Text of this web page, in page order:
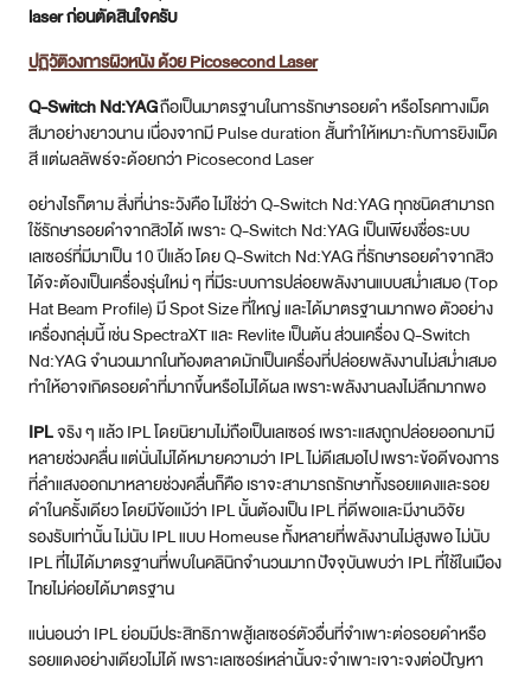
laser ก่อนตัดสินใจครับ
ปฏิวัติวงการผิวหนัง ด้วย Picosecond Laser
Q-Switch Nd:YAGถือเป็นมาตรฐานในการรักษารอยดำ หรือโรคทางเม็ด
สีมาอย่างยาวนาน เนื่องจากมี Pulse duration สั้นทำให้เหมาะกับการยิงเม็ด
สี แต่ผลลัพธ์จะด้อยกว่า Picosecond Laser
อย่างไรก็ตาม สิ่งที่น่าระวังคือ ไม่ใช่ว่า Q-Switch Nd:YAG ทุกชนิดสามารถ
ใช้รักษารอยดำจากสิวได้ เพราะ Q-Switch Nd:YAG เป็นเพียงชื่อระบบ
เลเซอร์ที่มีมาเป็น 10 ปีแล้ว โดย Q-Switch Nd:YAG ที่รักษารอยดำจากสิว
ได้จะต้องเป็นเครื่องรุ่นใหม่ ๆ ที่มีระบบการปล่อยพลังงานแบบสม่ำเสมอ (Top
Hat Beam Profile) มี Spot Size ที่ใหญ่ และได้มาตรฐานมากพอ ตัวอย่าง
เครื่องกลุ่มนี้ เช่น SpectraXT และ Revlite เป็นต้น ส่วนเครื่อง Q-Switch
Nd:YAG จำนวนมากในท้องตลาดมักเป็นเครื่องที่ปล่อยพลังงานไม่สม่ำเสมอ
ทำให้อาจเกิดรอยดำที่มากขึ้นหรือไม่ได้ผล เพราะพลังงานลงไม่ลึกมากพอ
IPLจริง ๆ แล้ว IPL โดยนิยามไม่ถือเป็นเลเซอร์ เพราะแสงถูกปล่อยออกมามี
หลายช่วงคลื่น แต่นั่นไม่ได้หมายความว่า IPL ไม่ดีเสมอไป เพราะข้อดีของการ
ที่ลำแสงออกมาหลายช่วงคลื่นก็คือ เราจะสามารถรักษาทั้งรอยแดงและรอย
ดำในครั้งเดียว โดยมีข้อแม้ว่า IPL นั้นต้องเป็น IPL ที่ดีพอและมีงานวิจัย
รองรับเท่านั้น ไม่นับ IPL แบบ Homeuse ทั้งหลายที่พลังงานไม่สูงพอ ไม่นับ
IPL ที่ไม่ได้มาตรฐานที่พบในคลินิกจำนวนมาก ปัจจุบันพบว่า IPL ที่ใช้ในเมือง
ไทยไม่ค่อยได้มาตรฐาน
แน่นอนว่า IPL ย่อมมีประสิทธิภาพสู้เลเซอร์ตัวอื่นที่จำเพาะต่อรอยดำหรือ
รอยแดงอย่างเดียวไม่ได้ เพราะเลเซอร์เหล่านั้นจะจำเพาะเจาะจงต่อปัญหา